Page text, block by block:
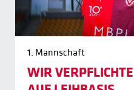
1. Mannschaft
WIR